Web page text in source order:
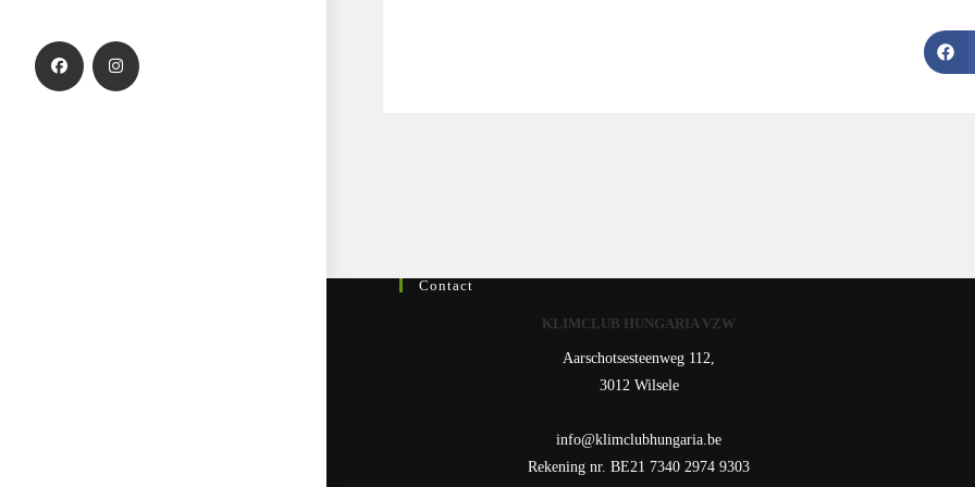
Contact
KLIMCLUB HUNGARIA VZW
Aarschotsesteenweg 112,
3012 Wilsele
info@klimclubhungaria.be
Rekening nr. BE21 7340 2974 9303